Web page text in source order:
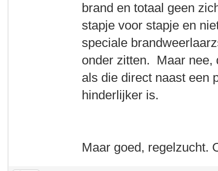
brand en totaal geen
stapje voor stapje en
speciale
onder zitten. Maar nee,
als die direct naast een
hinderlijker is.
Maar goed, regelzucht.